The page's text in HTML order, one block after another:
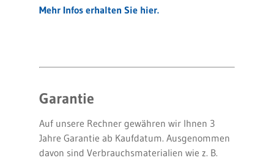
Mehr Infos erhalten Sie hier.
Garantie
Auf unsere Rechner gewähren wir Ihnen 3
Jahre Garantie ab Kaufdatum. Ausgenommen
davon sind Verbrauchsmaterialien wie z. B.